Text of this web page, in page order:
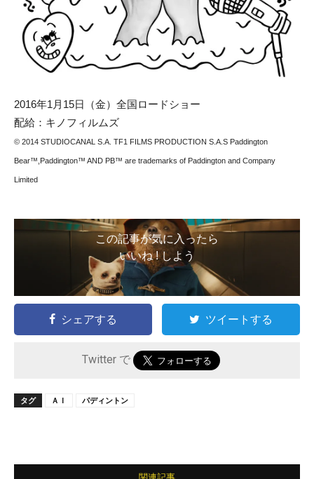
2016年1月15日（金）全国ロードショー
配給：キノフィルムズ
© 2014 STUDIOCANAL S.A. TF1 FILMS PRODUCTION S.A.S Paddington
Bear™,Paddington™ AND PB™ are trademarks of Paddington and Company
Limited
この記事が気に入ったら
いいね ! しよう
シェアする ツイートする
Twitter で
タグ ＡＩ パディントン